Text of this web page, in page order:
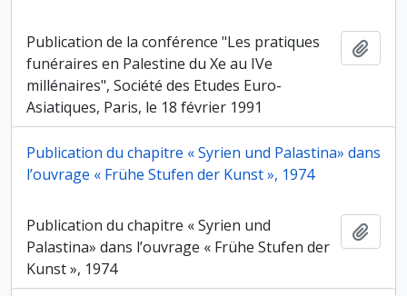
Publication de la conférence "Les pratiques
funéraires en Palestine du Xe au IVe
millénaires", Société des Etudes Euro-
Asiatiques, Paris, le 18 février 1991
Publication du chapitre « Syrien und Palastina» dans
l’ouvrage « Frühe Stufen der Kunst », 1974
Publication du chapitre « Syrien und
Palastina» dans l’ouvrage « Frühe Stufen der
Kunst », 1974